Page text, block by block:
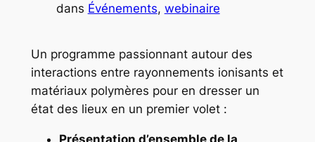
dans Événements, webinaire
Un programme passionnant autour des
interactions entre rayonnements ionisants et
matériaux polymères pour en dresser un
état des lieux en un premier volet :
Présentation d’ensemble de la